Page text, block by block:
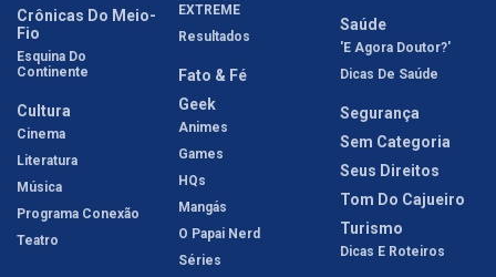
Crônicas Do Meio-
Fio
Esquina Do
Continente
Cultura
Cinema
Literatura
Música
Programa Conexão
Teatro
EXTREME
Resultados
Fato & Fé
Geek
Animes
Games
HQs
Mangás
O Papai Nerd
Séries
Saúde
'E Agora Doutor?'
Dicas De Saúde
Segurança
Sem Categoria
Seus Direitos
Tom Do Cajueiro
Turismo
Dicas E Roteiros